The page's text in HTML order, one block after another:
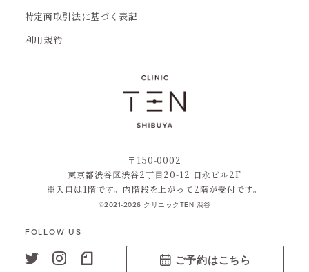
特定商取引法に基づく表記
利用規約
〒150-0002
東京都渋谷区渋谷2丁目20-12 日永ビル2F
※入口は1階です。内階段を上がって2階が受付です。
©2021-2026 クリニックTEN 渋谷
FOLLOW US
ご予約はこちら